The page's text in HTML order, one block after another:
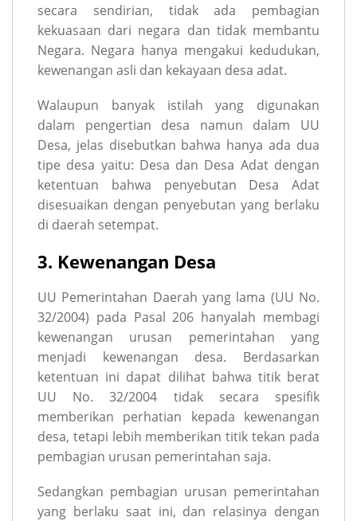
secara sendirian, tidak ada pembagian
kekuasaan dari negara dan tidak membantu
Negara. Negara hanya mengakui kedudukan,
kewenangan asli dan kekayaan desa adat.
Walaupun banyak istilah yang digunakan
dalam pengertian desa namun dalam UU
Desa, jelas disebutkan bahwa hanya ada dua
tipe desa yaitu: Desa dan Desa Adat dengan
ketentuan bahwa penyebutan Desa Adat
disesuaikan dengan penyebutan yang berlaku
di daerah setempat.
3. Kewenangan Desa
UU Pemerintahan Daerah yang lama (UU No.
32/2004) pada Pasal 206 hanyalah membagi
kewenangan urusan pemerintahan yang
menjadi kewenangan desa. Berdasarkan
ketentuan ini dapat dilihat bahwa titik berat
UU No. 32/2004 tidak secara spesifik
memberikan perhatian kepada kewenangan
desa, tetapi lebih memberikan titik tekan pada
pembagian urusan pemerintahan saja.
Sedangkan pembagian urusan pemerintahan
yang berlaku saat ini, dan relasinya dengan